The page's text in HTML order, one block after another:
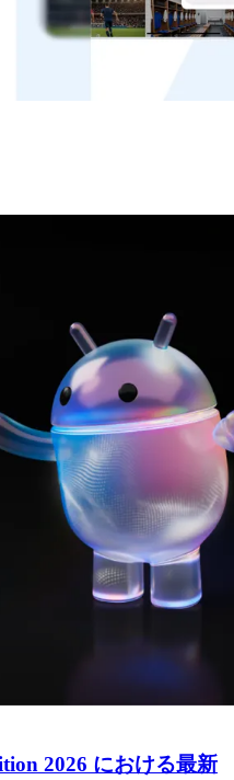
2026 における最新